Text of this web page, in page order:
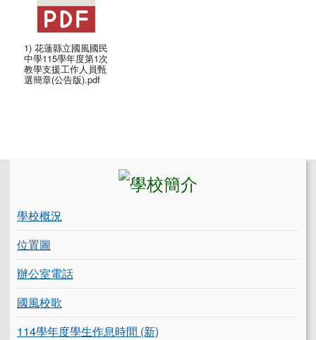
1) 花蓮縣立國風國民
中學115學年度第1次
教學支援工作人員甄
選簡章(公告版).pdf
學校概況
位置圖
辦公室電話
國風校歌
114學年度學生作息時間 (新)